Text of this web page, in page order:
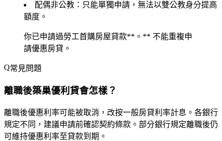
配偶非公教 ：只能單獨申請，無法以雙公教身分提高
額度。
你已申請過勞工首購房屋貸款**。** 不能重複申
請優惠房貸。
常見問題
離職後築巢優利貸會怎樣？
離職後優惠利率可能被取消，改按一般房貸利率計息。各銀行
規定不同，建議申請前確認契約條款。部分銀行規定離職後仍
可維持優惠利率至貸款到期。